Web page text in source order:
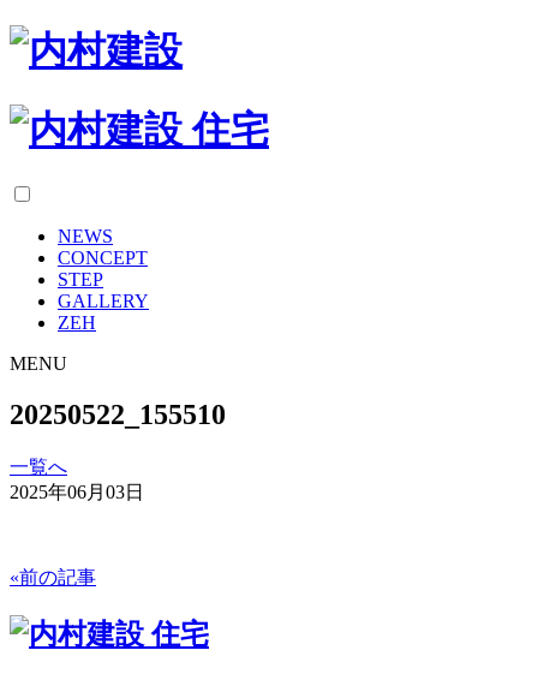
NEWS
CONCEPT
STEP
GALLERY
ZEH
MENU
20250522_155510
一覧へ
2025年06月03日
«前の記事